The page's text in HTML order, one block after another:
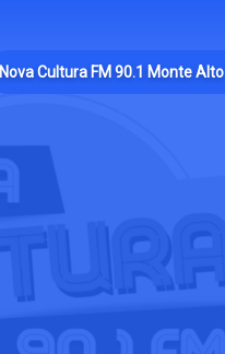
Nova Cultura FM 90.1 Monte Alto